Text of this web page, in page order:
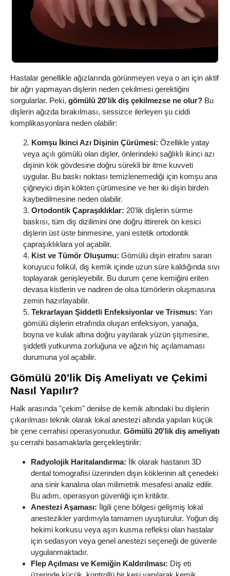
Hastalar genellikle ağızlarında görünmeyen veya o an için aktif
bir ağrı yapmayan dişlerin neden çekilmesi gerektiğini
sorgularlar. Peki, gömülü 20'lik diş çekilmezse ne olur? Bu
dişlerin ağızda bırakılması, sessizce ilerleyen şu ciddi
komplikasyonlara neden olabilir:
Komşu İkinci Azı Dişinin Çürümesi: Özellikle yatay
veya açılı gömülü olan dişler, önlerindeki sağlıklı ikinci azı
dişinin kök gövdesine doğru sürekli bir itme kuvveti
uygular. Bu baskı noktası temizlenemediği için komşu ana
çiğneyici dişin kökten çürümesine ve her iki dişin birden
kaybedilmesine neden olabilir.
Ortodontik Çapraşıklıklar: 20'lik dişlerin sürme
baskısı, tüm diş dizilimini öne doğru ittirerek ön kesici
dişlerin üst üste binmesine, yani estetik ortodontik
çapraşıklıklara yol açabilir.
Kist ve Tümör Oluşumu: Gömülü dişin etrafını saran
koruyucu folikül, diş kemik içinde uzun süre kaldığında sıvı
toplayarak genişleyebilir. Bu durum çene kemiğini eriten
devasa kistlerin ve nadiren de olsa tümörlerin oluşmasına
zemin hazırlayabilir.
Tekrarlayan Şiddetli Enfeksiyonlar ve Trismus: Yarı
gömülü dişlerin etrafında oluşan enfeksiyon, yanağa,
boyna ve kulak altına doğru yayılarak yüzün şişmesine,
şiddetli yutkunma zorluğuna ve ağzın hiç açılamaması
durumuna yol açabilir.
Gömülü 20'lik Diş Ameliyatı ve Çekimi
Nasıl Yapılır?
Halk arasında "çekim" denilse de kemik altındaki bu dişlerin
çıkarılması teknik olarak lokal anestezi altında yapılan küçük
bir çene cerrahisi operasyonudur. Gömülü 20'lik diş ameliyatı
şu cerrahi basamaklarla gerçekleştirilir:
Radyolojik Haritalandırma: İlk olarak hastanın 3D
dental tomografisi üzerinden dişin köklerinin alt çenedeki
ana sinir kanalına olan milimetrik mesafesi analiz edilir.
Bu adım, operasyon güvenliği için kritiktir.
Anestezi Aşaması: İlgili çene bölgesi gelişmiş lokal
anestezikler yardımıyla tamamen uyuşturulur. Yoğun diş
hekimi korkusu veya aşırı kusma refleksi olan hastalar
için sedasyon veya genel anestezi seçeneği de güvenle
uygulanmaktadır.
Flep Açılması ve Kemiğin Kaldırılması: Diş eti